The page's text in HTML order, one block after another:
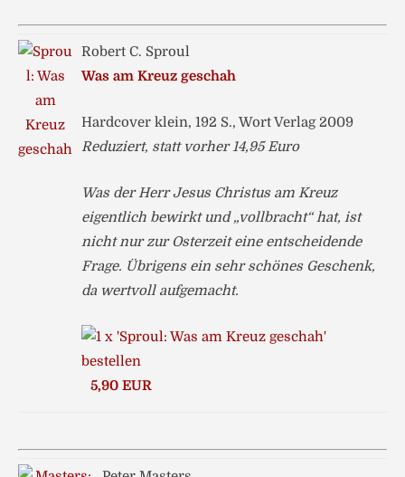
Robert C. Sproul
Was am Kreuz geschah
Hardcover klein, 192 S., Wort Verlag 2009
Reduziert, statt vorher 14,95 Euro
Was der Herr Jesus Christus am Kreuz
eigentlich bewirkt und „vollbracht“ hat, ist
nicht nur zur Osterzeit eine entscheidende
Frage. Übrigens ein sehr schönes Geschenk,
da wertvoll aufgemacht.
5,90 EUR